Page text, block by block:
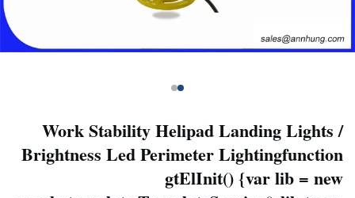
Work Stability Helipad Landing Lights /
Brightness Led Perimeter Lightingfunction
gtElInit() {var lib = new